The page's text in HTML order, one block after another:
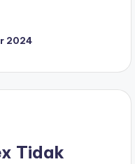
2024
Tidak